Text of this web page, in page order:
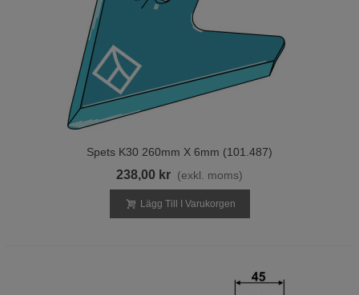
Spets K30 260mm X 6mm (101.487)
238,00 kr (exkl. moms)
Lägg Till I Varukorgen